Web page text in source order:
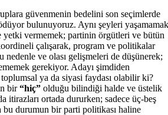
güvenmenin bedelini son seçimlerde
bulunuyoruz. Aynı şeyleri yaşamamak
vermemek; partinin örgütleri ve bütün
çalışarak, program ve politikalar
nedenle ve olası gelişmeleri de düşünerek;
gerekiyor. Adayı şimdiden
ya da siyasi faydası olabilir ki?
bir“hiç” olduğu bilindiği halde ve üstelik
itirazları ortada dururken; sadece üç-beş
bu durumun bir parti politikası haline